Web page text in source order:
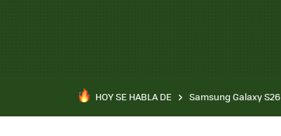
HOY SE HABLA DE Samsung Galaxy S26